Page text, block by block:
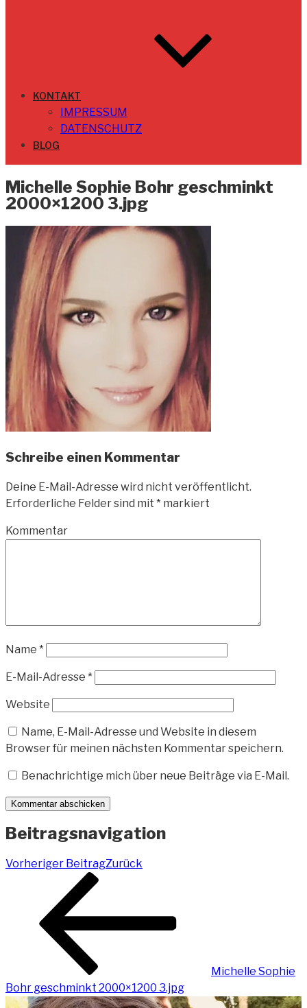
KONTAKT
IMPRESSUM
DATENSCHUTZ
BLOG
Michelle Sophie Bohr geschminkt
2000×1200 3.jpg
Schreibe einen Kommentar
Deine E-Mail-Adresse wird nicht veröffentlicht.
Erforderliche Felder sind mit * markiert
Kommentar
Name *
E-Mail-Adresse *
Website
Name, E-Mail-Adresse und Website in diesem
Browser für meinen nächsten Kommentar speichern.
Benachrichtige mich über neue Beiträge via E-Mail.
Beitragsnavigation
Vorheriger BeitragZurück
Michelle Sophie
Bohr geschminkt 2000×1200 3.jpg